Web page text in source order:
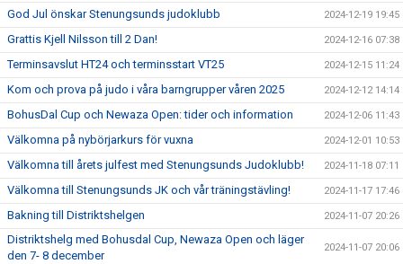
God Jul önskar Stenungsunds judoklubb 2024-12-19 19:45
Grattis Kjell Nilsson till 2 Dan! 2024-12-16 07:38
Terminsavslut HT24 och terminsstart VT25 2024-12-15 11:24
Kom och prova på judo i våra barngrupper våren 2025 2024-12-12 14:14
BohusDal Cup och Newaza Open: tider och information 2024-12-06 11:43
Välkomna på nybörjarkurs för vuxna 2024-12-01 10:53
Välkomna till årets julfest med Stenungsunds Judoklubb! 2024-11-18 07:11
Välkomna till Stenungsunds JK och vår träningstävling! 2024-11-17 17:46
Bakning till Distriktshelgen 2024-11-07 20:26
Distriktshelg med Bohusdal Cup, Newaza Open och läger
den 7- 8 december
2024-11-07 20:06